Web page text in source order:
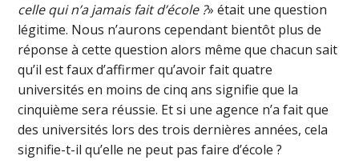
celle qui n’a jamais fait d’école ?» était une question
légitime. Nous n’aurons cependant bientôt plus de
réponse à cette question alors même que chacun sait
qu’il est faux d’affirmer qu’avoir fait quatre
universités en moins de cinq ans signifie que la
cinquième sera réussie. Et si une agence n’a fait que
des universités lors des trois dernières années, cela
signifie-t-il qu’elle ne peut pas faire d’école ?